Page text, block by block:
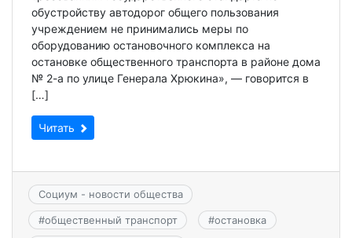
обустройству автодорог общего пользования
учреждением не принимались меры по
оборудованию остановочного комплекса на
остановке общественного транспорта в районе дома
№ 2-а по улице Генерала Хрюкина», — говорится в
[…]
Читать
Социум - новости общества
#общественный транспорт #остановка